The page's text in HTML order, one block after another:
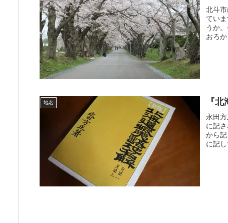
北斗
てい
うか
おろ
地名 『
永田
に記
から
に記